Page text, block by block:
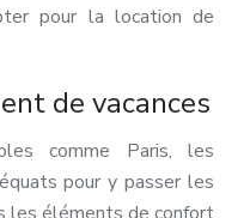
pour la location de
de vacances
comme Paris, les
pour y passer les
les éléments de confort